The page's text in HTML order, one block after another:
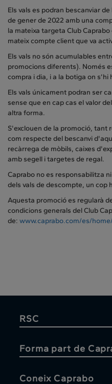
Els vals es podran bescanviar
de gener de 2022 amb una
la mateixa targeta Club
mateix compte client que va
Els vals no són acumulables
promocions diferents). Només
compra i dia, i a la botiga on s’hi
Els vals únicament podran ser
sense que en cap cas el valor
altra forma.
S'exclouen de la promoció, tant
com respecte del bescanvi
recàrrega de mòbils, caixes
amb segell i targetes de regal.
Caprabo no es responsabilitza
dels vals de descompte, un cop
Aquesta promoció es regularà
condicions generals del Club
de: www.caprabo.com/es/
RSC
Forma part de
Coneix Caprabo